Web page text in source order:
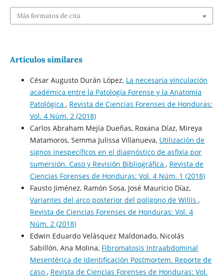
Más formatos de cita
Artículos similares
César Augusto Durán López, La necesaria vinculación
académica entre la Patología Forense y la Anatomía
Patológica , Revista de Ciencias Forenses de Honduras:
Vol. 4 Núm. 2 (2018)
Carlos Abraham Mejía Dueñas, Roxana Díaz, Mireya
Matamoros, Semma Julissa Villanueva, Utilización de
signos inespecíficos en el diagnóstico de asfixia por
sumersión. Caso y Revisión Bibliográfica , Revista de
Ciencias Forenses de Honduras: Vol. 4 Núm. 1 (2018)
Fausto Jiménez, Ramón Sosa, José Mauricio Díaz,
Variantes del arco posterior del polígono de Willis ,
Revista de Ciencias Forenses de Honduras: Vol. 4
Núm. 2 (2018)
Edwin Eduardo Velásquez Maldonado, Nicolás
Sabillón, Ana Molina, Fibromatosis Intraabdominal
Mesentérica de Identificación Postmortem. Reporte de
caso , Revista de Ciencias Forenses de Honduras: Vol.